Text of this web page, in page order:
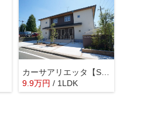
カーサアリエッタ【SHM】
9.9万円 / 1LDK